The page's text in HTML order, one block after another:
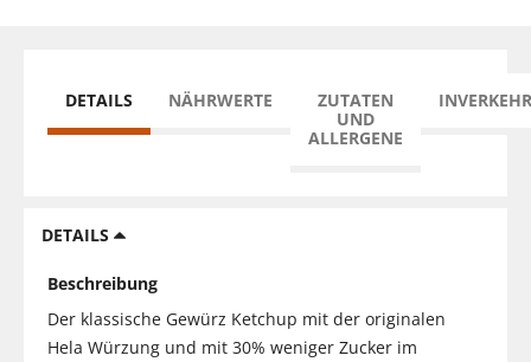
DETAILS NÄHRWERTE
ZUTATEN
UND
ALLERGENE
DETAILS
Beschreibung
Der klassische Gewürz Ketchup mit der originalen
Hela Würzung und mit 30% weniger Zucker im